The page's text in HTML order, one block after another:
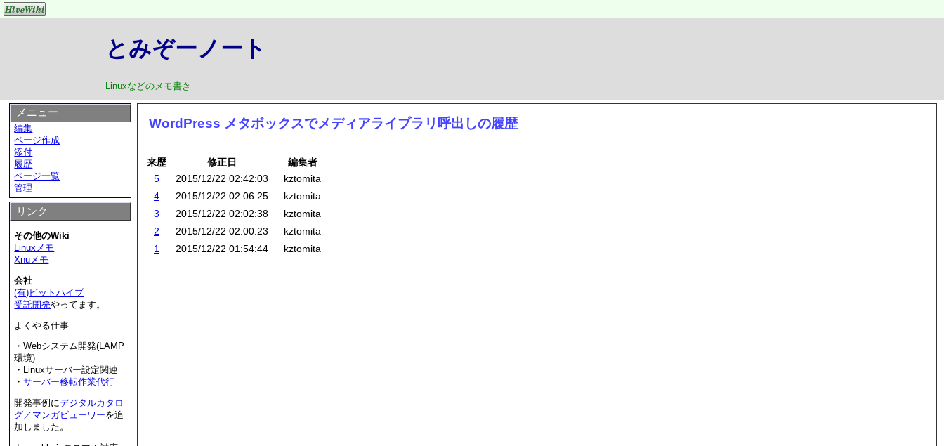
とみぞーノート
Linuxなどのメモ書き
WordPress メタボックスでメディアライブラリ呼出しの履歴
来歴 修正日
編集者
5
2015/12/22 02:42:03
kztomita
4
2015/12/22 02:06:25
kztomita
3
2015/12/22 02:02:38
kztomita
2
2015/12/22 02:00:23
kztomita
1
2015/12/22 01:54:44 kztomita
メニュー
編集
ページ作成
添付
履歴
ページ一覧
管理
リンク
その他のWiki
Linuxメモ
Xnuメモ
会社
(有)ビットハイブ
受託開発やってます。
よくやる仕事
・Webシステム開発(LAMP
環境)
・Linuxサーバー設定関連
・サーバー移転作業代行
開発事例にデジタルカタロ
グ／マンガビューワーを追
加しました。